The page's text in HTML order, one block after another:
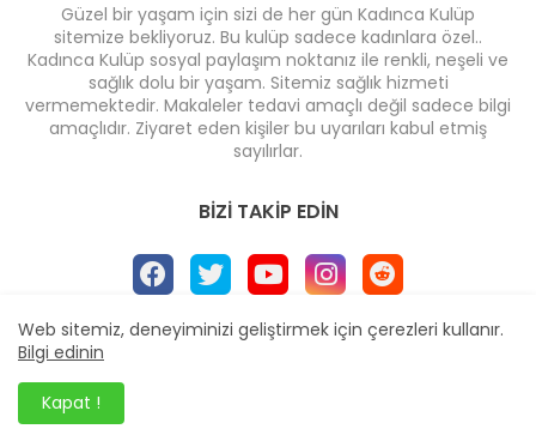
Güzel bir yaşam için sizi de her gün Kadınca Kulüp
sitemize bekliyoruz. Bu kulüp sadece kadınlara özel..
Kadınca Kulüp sosyal paylaşım noktanız ile renkli, neşeli ve
sağlık dolu bir yaşam. Sitemiz sağlık hizmeti
vermemektedir. Makaleler tedavi amaçlı değil sadece bilgi
amaçlıdır. Ziyaret eden kişiler bu uyarıları kabul etmiş
sayılırlar.
BIZI TAKIP EDIN
Ana Sayfa
Dizayn -
Web sitemiz, deneyiminizi geliştirmek için çerezleri kullanır.
Bilgi edinin
Kapat !